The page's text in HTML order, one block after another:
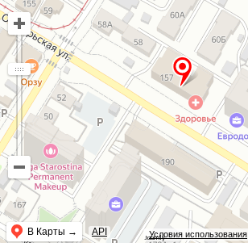
Условия использования
В Карты → API
Joomly